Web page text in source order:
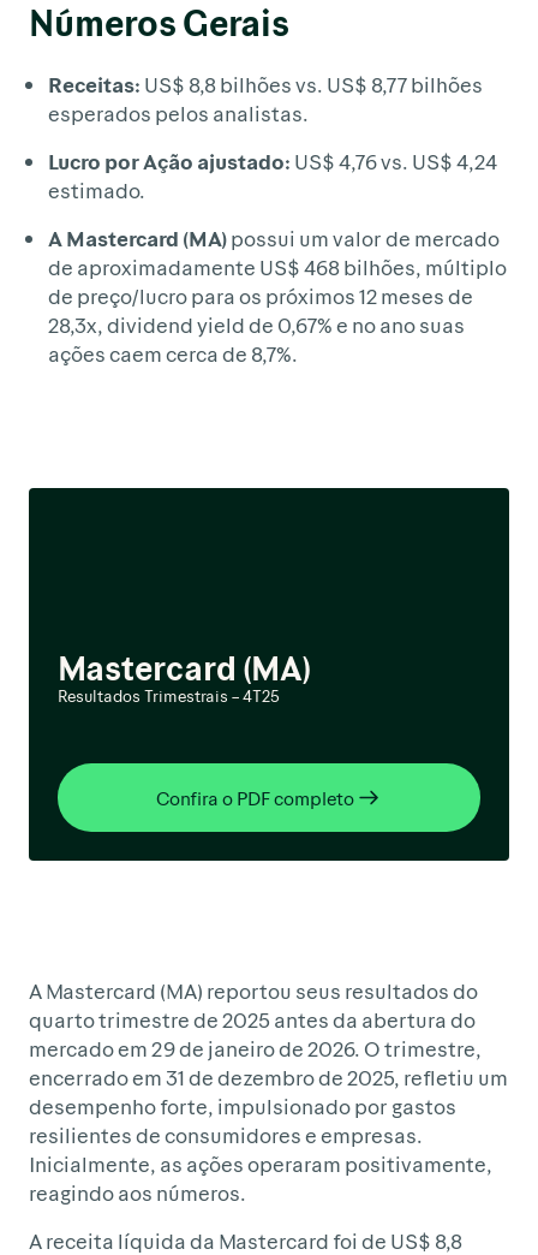
Números Gerais
Receitas: US$ 8,8 bilhões vs. US$ 8,77 bilhões
esperados pelos analistas.
Lucro por Ação ajustado: US$ 4,76 vs. US$ 4,24
estimado.
A Mastercard (MA)possui um valor de mercado
de aproximadamente US$ 468 bilhões, múltiplo
de preço/lucro para os próximos 12 meses de
28,3x, dividend yield de 0,67% e no ano suas
ações caem cerca de 8,7%.
Mastercard (MA)
Resultados Trimestrais – 4T25
Confira o PDF completo
A Mastercard (MA) reportou seus resultados do
quarto trimestre de 2025 antes da abertura do
mercado em 29 de janeiro de 2026. O trimestre,
encerrado em 31 de dezembro de 2025, refletiu um
desempenho forte, impulsionado por gastos
resilientes de consumidores e empresas.
Inicialmente, as ações operaram positivamente,
reagindo aos números.
A receita líquida da Mastercard foi de US$ 8,8